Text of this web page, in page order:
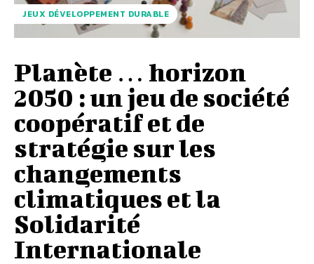
JEUX DÉVELOPPEMENT DURABLE
Planète … horizon
2050 : un jeu de société
coopératif et de
stratégie sur les
changements
climatiques et la
Solidarité
Internationale